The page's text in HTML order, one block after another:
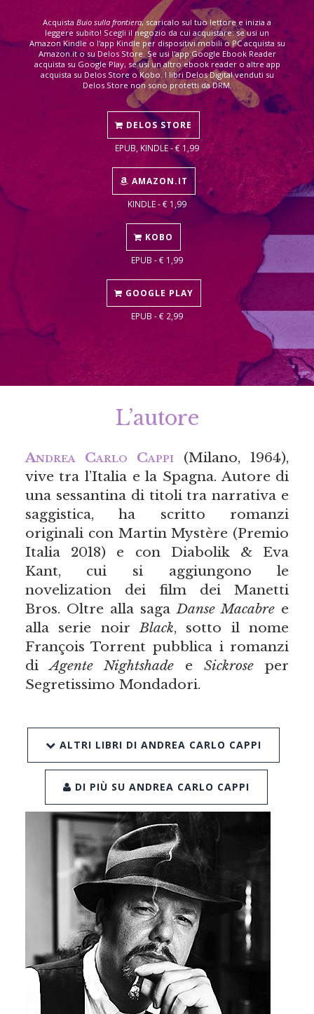
Acquista Buio sulla frontiera, scaricalo sul tuo lettore e inizia a
leggere subito! Scegli il negozio da cui acquistare: se usi un
Amazon Kindle o l'app Kindle per dispositivi mobili o PC acquista su
Amazon.it o su Delos Store. Se usi l'app Google Ebook Reader
acquista su Google Play, se usi un altro ebook reader o altre app
acquista su Delos Store o Kobo. I libri Delos Digital venduti su
Delos Store non sono protetti da DRM.
DELOS STORE
EPUB, KINDLE - € 1,99
AMAZON.IT
KINDLE - € 1,99
KOBO
EPUB - € 1,99
GOOGLE PLAY
EPUB - € 2,99
L’autore
Andrea Carlo Cappi (Milano, 1964),
vive tra l’Italia e la Spagna. Autore di
una sessantina di titoli tra narrativa e
saggistica, ha scritto romanzi
originali con Martin Mystère (Premio
Italia 2018) e con Diabolik & Eva
Kant, cui si aggiungono le
novelization dei film dei Manetti
Bros. Oltre alla sagaDanse Macabre e
alla serie noirBlack, sotto il nome
François Torrent pubblica i romanzi
diAgente NightshadeeSickrose per
Segretissimo Mondadori.
ALTRI LIBRI DI ANDREA CARLO CAPPI
DI PIÙ SU ANDREA CARLO CAPPI